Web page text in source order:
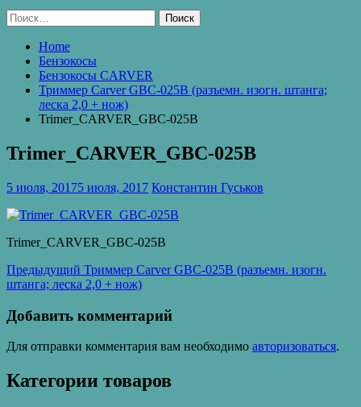
Найти:
Home
Бензокосы
Бензокосы CARVER
Триммер Carver GBC-025B (разъемн. изогн. штанга;
леска 2,0 + нож)
Trimer_CARVER_GBC-025В
Trimer_CARVER_GBC-025В
5 июля, 20175 июля, 2017 Константин Гуськов
Trimer_CARVER_GBC-025В
Навигация
по
записям
Предыдущий Предыдущая
запись:
Триммер Carver GBC-025B (разъемн. изогн.
штанга; леска 2,0 + нож)
Добавить комментарий
Для отправки комментария вам необходимо авторизоваться.
Категории товаров